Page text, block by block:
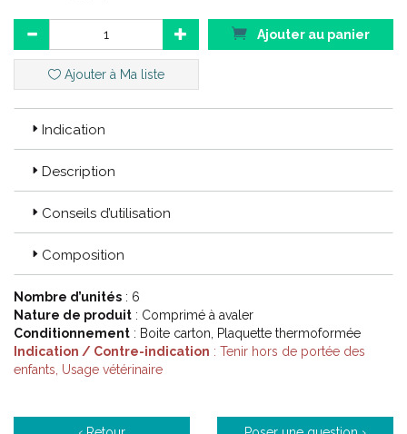
Code EAN : 5420036940401
Ajouter au panier
Ajouter à Ma liste
Indication
Description
Conseils d’utilisation
Composition
Nombre d’unités : 6
Nature de produit : Comprimé à avaler
Conditionnement : Boite carton, Plaquette thermoformée
Indication / Contre-indication : Tenir hors de portée des
enfants, Usage vétérinaire